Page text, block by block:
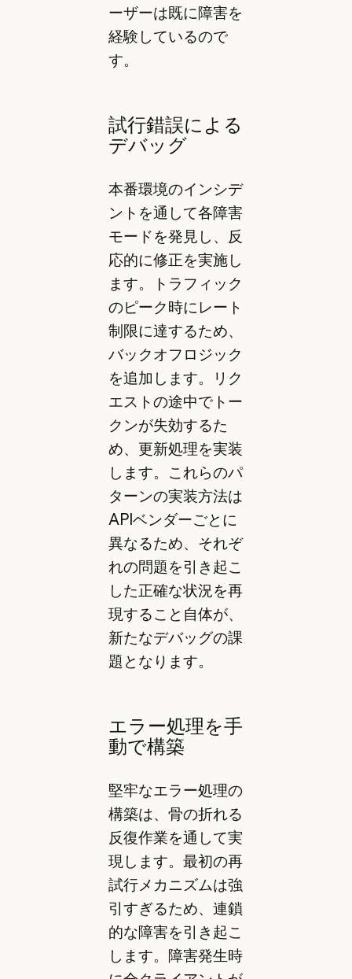
ーザーは既に障害を
経験しているので
す。
試行錯誤による
デバッグ
本番環境のインシデ
ントを通して各障害
モードを発見し、反
応的に修正を実施し
ます。トラフィック
のピーク時にレート
制限に達するため、
バックオフロジック
を追加します。リク
エストの途中でトー
クンが失効するた
め、更新処理を実装
します。これらのパ
ターンの実装方法は
APIベンダーごとに
異なるため、それぞ
れの問題を引き起こ
した正確な状況を再
現すること自体が、
新たなデバッグの課
題となります。
エラー処理を手
動で構築
堅牢なエラー処理の
構築は、骨の折れる
反復作業を通して実
現します。最初の再
試行メカニズムは強
引すぎるため、連鎖
的な障害を引き起こ
します。障害発生時